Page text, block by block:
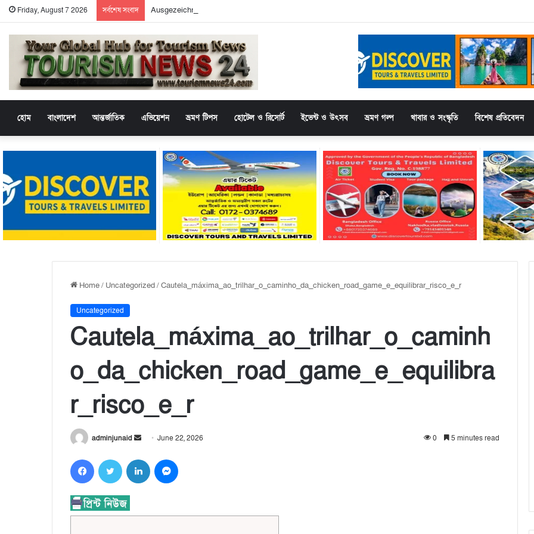
Friday, August 7 2026 সর্বশেষ সংবাদ Ausgezeichnete Unterhaltung mit thewinbeatz-casino-de.de und vielfältigen Spielmöglichkeiten für jeden
হোম বাংলাদেশ আন্তর্জাতিক এভিয়েশন ভ্রমণ টিপস হোটেল ও রিসোর্ট ইভেন্ট ও উৎসব ভ্রমণ গল্প খাবার ও সংস্কৃতি বিশেষ প্রতিবেদন
Home/ Uncategorized/Cautela_máxima_ao_trilhar_o_caminho_da_chicken_road_game_e_equilibrar_risco_e_r
Uncategorized
Cautela_máxima_ao_trilhar_o_caminh
o_da_chicken_road_game_e_equilibra
r_risco_e_r
adminjunaid
d
June 22, 2026 0 5 minutes read